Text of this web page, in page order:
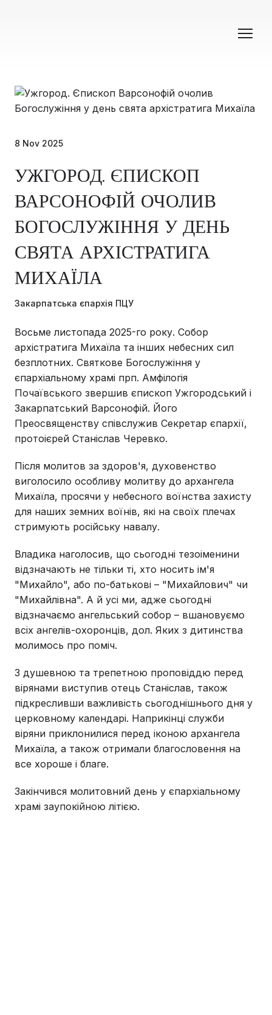
8 Nov 2025
УЖГОРОД. ЄПИСКОП
ВАРСОНОФІЙ ОЧОЛИВ
БОГОСЛУЖІННЯ У ДЕНЬ
СВЯТА АРХІСТРАТИГА
МИХАЇЛА
Закарпатська єпархія ПЦУ
Восьме листопада 2025-го року. Собор
архістратига Михаїла та інших небесних сил
безплотних. Святкове Богослужіння у
єпархіальному храмі прп. Амфілогія
Почаївського звершив єпископ Ужгородський і
Закарпатський Варсонофій. Його
Преосвященству співслужив Секретар єпархії,
протоієрей Станіслав Черевко.
Після молитов за здоров'я, духовенство
виголосило особливу молитву до архангела
Михаїла, просячи у небесного воїнства захисту
для наших земних воїнів, які на своїх плечах
стримують російську навалу.
Владика наголосив, що сьогодні тезоіменини
відзначають не тільки ті, хто носить ім'я
"Михайло", або по-батькові – "Михайлович" чи
"Михайлівна". А й усі ми, адже сьогодні
відзначаємо ангельський собор – вшановуємо
всіх ангелів-охоронців, дол. Яких з дитинства
молимось про поміч.
З душевною та трепетною проповіддю перед
вірянами виступив отець Станіслав, також
підкресливши важливість сьогоднішнього дня у
церковному календарі. Наприкінці служби
віряни приклонилися перед іконою архангела
Михаїла, а також отримали благословення на
все хороше і благе.
Закінчився молитовний день у єпархіальному
храмі заупокійною літією.